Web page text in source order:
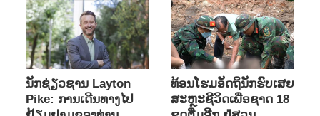
ນັກຊ່ຽວຊານ Layton
Pike: ການເດີນທາງໄປ
ທ້ອນໂຮມອັດຖິນັກຮົບເສຍ
ສະຫຼະຊີວິດເພື່ອຊາດ 18